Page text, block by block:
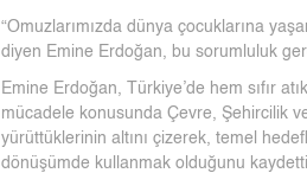
“Omuzlarımızda dünya çocuklarına
diyen Emine Erdoğan, bu sorumluluk
Emine Erdoğan, Türkiye’de hem sıfır
mücadele konusunda Çevre, Şehircilik
yürüttüklerinin altını çizerek, temel
dönüşümde kullanmak olduğunu